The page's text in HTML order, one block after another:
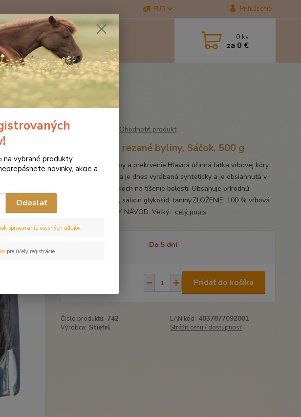
EUR Prihlásenie
0 ks
za 0 €
Ohodnotiť produkt
balenie 500g rezané byliny, Sáčok, 500 g
Vŕbová kôra pre kĺby a prekrvenie.Hlavná účinná látka vrbovej kôry
je salicin. Táto látka je dnes vyrábaná synteticky a je obsiahnutá v
mnohých prostriedkoch na tíšenie bolesti. Obsahuje prírodnú
kyselinu salicylovú, salicin glykosid, taníny.ZLOŽENIE: 100 % vŕbová
kôra, rezanáKŔMNY NÁVOD: Veľký... celý popis
Do 5 dní
Pridať do košíka
Číslo produktu: 742 EAN kód: 4037877092001
Výrobca: Stiefel Strážiť cenu / dostupnosť
na vybrané produkty.
novinky, akcie a
Odoslať
spracovania osobných údajov.
pre účely registrácie.